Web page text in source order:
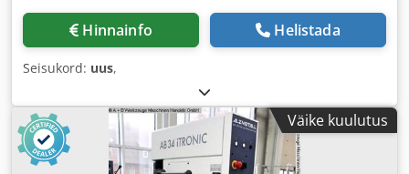
Hinnainfo Helistada
Seisukord: uus,
Väike kuulutus